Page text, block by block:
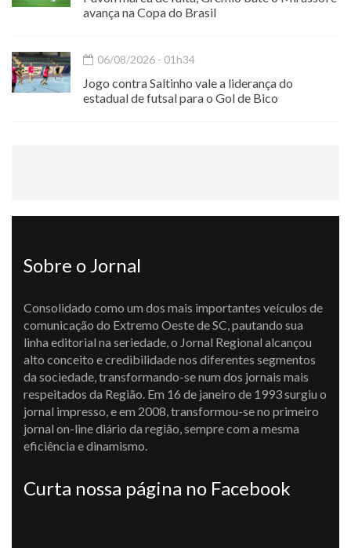
avança na Copa do Brasil
06/08/2026 - 01h34
Jogo contra Saltinho vale a liderança do
estadual de futsal para o Gol de Bico
Sobre o Jornal
Consolidado como um dos mais importantes veículos de
comunicação do Extremo Oeste de SC, pautando sua
linha editorial na seriedade, o Jornal Regional alcançou
alto conceito e credibilidade nos diferentes segmentos
da sociedade, transformando-se num dos jornais mais
respeitados da Região. Em 16 de janeiro de 1993 surgiu o
jornal impresso, e em 2008, transformou-se no primeiro
jornal on-line diário da região, sempre com a mesma
eficiência e dinamismo.
Curta nossa página no Facebook